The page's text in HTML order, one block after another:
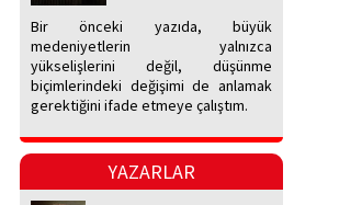
Bir önceki yazıda, büyük
medeniyetlerin yalnızca
yükselişlerini değil, düşünme
biçimlerindeki değişimi de anlamak
gerektiğini ifade etmeye çalıştım.
YAZARLAR